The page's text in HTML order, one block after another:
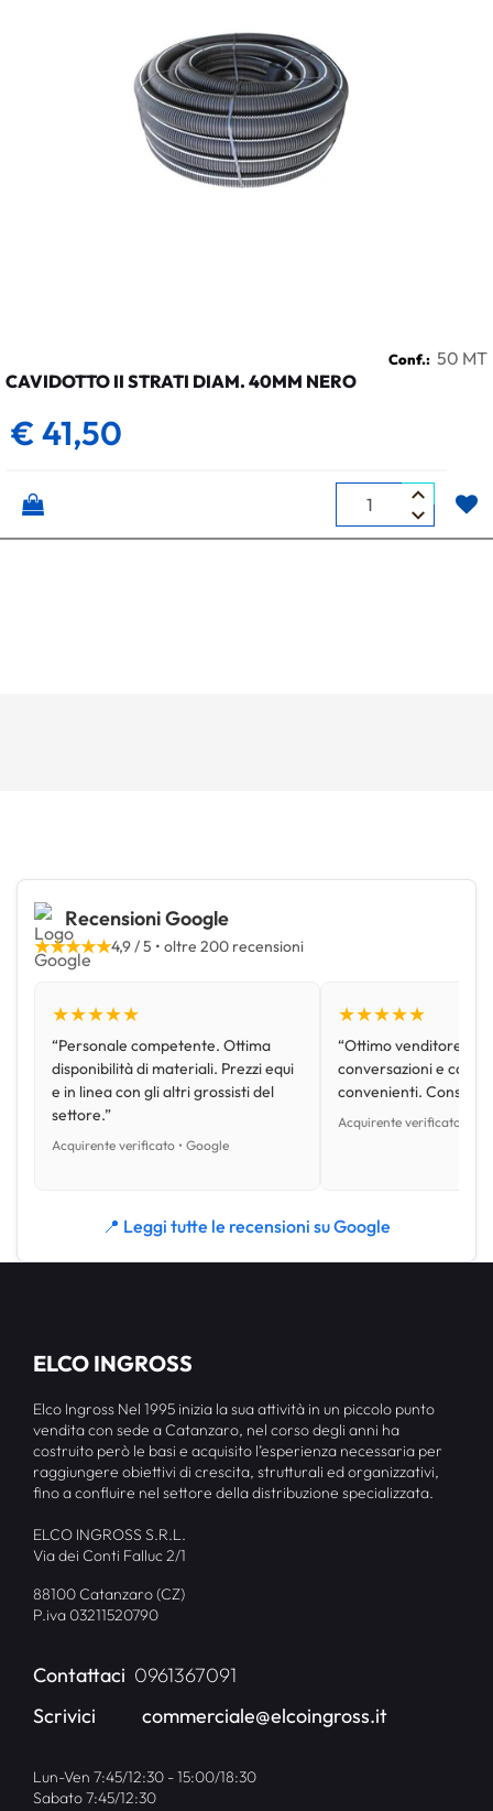
Conf.: 50 MT
CAVIDOTTO II STRATI DIAM. 40MM NERO
€ 41,50
Quantità
Recensioni Google
★★★★★4,9 / 5 • oltre 200 recensioni
★★★★★
“Personale competente. Ottima
disponibilità di materiali. Prezzi equi
e in linea con gli altri grossisti del
settore.”
Acquirente verificato • Google
★★★★★
“Ottimo venditore,
conversazioni e con
convenienti.
Acquirente verificato •
📍 Leggi tutte le recensioni su Google
ELCO INGROSS
Elco Ingross Nel 1995 inizia la sua attività in un piccolo punto
vendita con sede a Catanzaro, nel corso degli anni ha
costruito però le basi e acquisito l’esperienza necessaria per
raggiungere obiettivi di crescita, strutturali ed organizzativi,
fino a confluire nel settore della distribuzione specializzata.
ELCO INGROSS S.R.L.
Via dei Conti Falluc 2/1
88100 Catanzaro (CZ)
P.iva 03211520790
Contattaci 0961367091
Scrivici
commerciale@elcoingross.it
Lun-Ven 7:45/12:30 - 15:00/18:30
Sabato 7:45/12:30